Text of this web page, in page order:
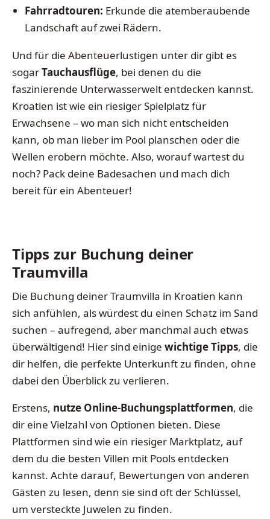
Fahrradtouren: Erkunde die atemberaubende
Landschaft auf zwei Rädern.
Und für die Abenteuerlustigen unter dir gibt es
sogarTauchausflüge, bei denen du die
faszinierende Unterwasserwelt entdecken kannst.
Kroatien ist wie ein riesiger Spielplatz für
Erwachsene – wo man sich nicht entscheiden
kann, ob man lieber im Pool planschen oder die
Wellen erobern möchte. Also, worauf wartest du
noch? Pack deine Badesachen und mach dich
bereit für ein Abenteuer!
Tipps zur Buchung deiner
Traumvilla
Die Buchung deiner Traumvilla in Kroatien kann
sich anfühlen, als würdest du einen Schatz im Sand
suchen – aufregend, aber manchmal auch etwas
überwältigend! Hier sind einige wichtige Tipps, die
dir helfen, die perfekte Unterkunft zu finden, ohne
dabei den Überblick zu verlieren.
Erstens, nutze Online-Buchungsplattformen, die
dir eine Vielzahl von Optionen bieten. Diese
Plattformen sind wie ein riesiger Marktplatz, auf
dem du die besten Villen mit Pools entdecken
kannst. Achte darauf, Bewertungen von anderen
Gästen zu lesen, denn sie sind oft der Schlüssel,
um versteckte Juwelen zu finden.